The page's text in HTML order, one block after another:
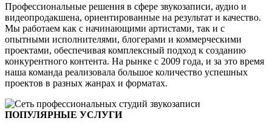
Профессиональные решения в сфере звукозаписи, аудио и
видеопродакшена, ориентированные на результат и качество.
Мы работаем как с начинающими артистами, так и с
опытными исполнителями, блогерами и коммерческими
проектами, обеспечивая комплексный подход к созданию
конкурентного контента. На рынке с 2009 года, и за это время
наша команда реализовала большое количество успешных
проектов в разных жанрах и форматах.
ПОПУЛЯРНЫЕ УСЛУГИ